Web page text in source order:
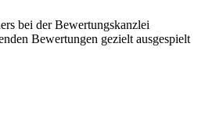
bei der Bewertungskanzlei
Bewertungen gezielt ausgespielt